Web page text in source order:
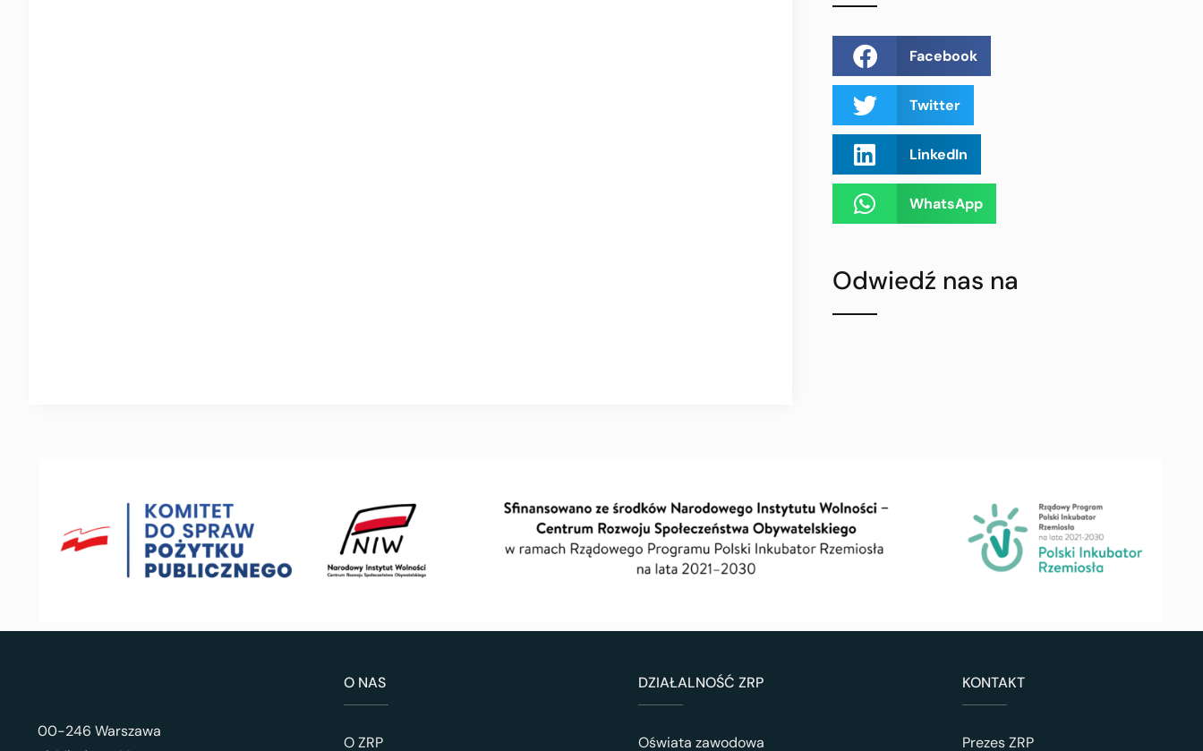
Facebook
Twitter
LinkedIn
WhatsApp
Odwiedź nas na
00-246 Warszawa
O NAS
O ZRP
DZIAŁALNOŚĆ ZRP
Oświata zawodowa
KONTAKT
Prezes ZRP